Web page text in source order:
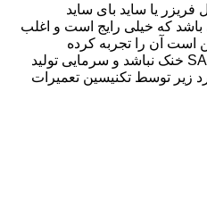
یا ساید بای ساید
که خیلی رایج است و اغلب
است آن را تجربه کرده
باشند.زمانی که یخچال SAMSUNG خنک نباشد و سرمایی تولید
زیر توسط تکنیسین تعمیرات